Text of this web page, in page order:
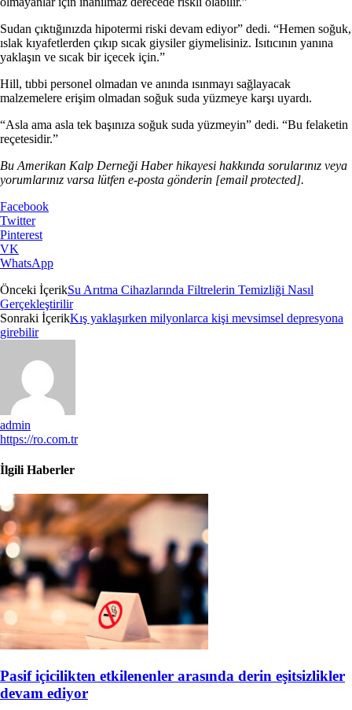
Sudan çıktığınızda hipotermi riski devam ediyor” dedi. “Hemen soğuk,
ıslak kıyafetlerden çıkıp sıcak giysiler giymelisiniz. Isıtıcının yanına
yaklaşın ve sıcak bir içecek için.”
Hill, tıbbi personel olmadan ve anında ısınmayı sağlayacak
malzemelere erişim olmadan soğuk suda yüzmeye karşı uyardı.
“Asla ama asla tek başınıza soğuk suda yüzmeyin” dedi. “Bu felaketin
reçetesidir.”
Bu Amerikan Kalp Derneği Haber hikayesi hakkında sorularınız veya
yorumlarınız varsa lütfen e-posta gönderin [email protected].
Facebook
Twitter
Pinterest
VK
WhatsApp
Önceki İçerikSu Arıtma Cihazlarında Filtrelerin Temizliği Nasıl
Gerçekleştirilir
Sonraki İçerikKış yaklaşırken milyonlarca kişi mevsimsel depresyona
girebilir
admin
https://ro.com.tr
İlgili Haberler
Pasif içicilikten etkilenenler arasında derin eşitsizlikler
devam ediyor